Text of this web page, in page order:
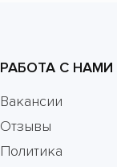
РАБОТА С НАМИ
Вакансии
Отзывы
Политика